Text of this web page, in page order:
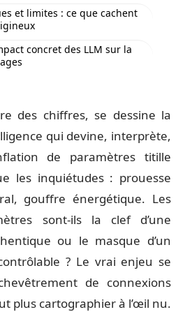
et limites : ce que cachent
concret des LLM sur la
des chiffres, se dessine la
qui devine, interprète,
de paramètres titille
les inquiétudes : prouesse
gouffre énergétique. Les
sont-ils la clef d’une
ou le masque d’un
? Le vrai enjeu se
de connexions
plus cartographier à l’œil nu.